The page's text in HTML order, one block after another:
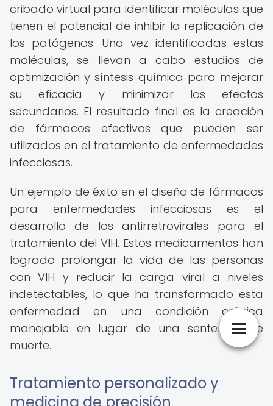
cribado virtual para identificar moléculas que
tienen el potencial de inhibir la replicación de
los patógenos. Una vez identificadas estas
moléculas, se llevan a cabo estudios de
optimización y síntesis química para mejorar
su eficacia y minimizar los efectos
secundarios. El resultado final es la creación
de fármacos efectivos que pueden ser
utilizados en el tratamiento de enfermedades
infecciosas.
Un ejemplo de éxito en el diseño de fármacos
para enfermedades infecciosas es el
desarrollo de los antirretrovirales para el
tratamiento del VIH. Estos medicamentos han
logrado prolongar la vida de las personas
con VIH y reducir la carga viral a niveles
indetectables, lo que ha transformado esta
enfermedad en una condición crónica
manejable en lugar de una sentencia de
muerte.
Tratamiento personalizado y